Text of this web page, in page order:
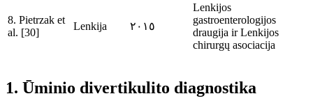
8. Pietrzak et
al. [30]
Lenkija ٢٠١٥
Lenkijos
gastroenterologijos
draugija ir Lenkijos
chirurgų asociacija
1. Ūminio divertikulito diagnostika